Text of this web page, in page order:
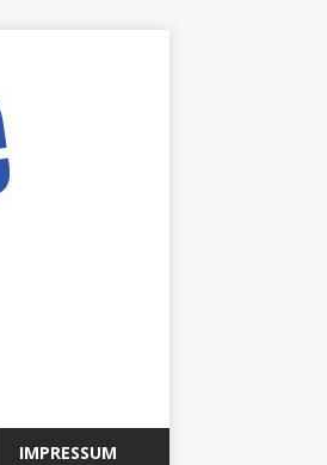
IMPRESSUM